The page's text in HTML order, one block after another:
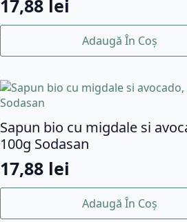
17,88 lei
Adaugă În Coș
Sapun bio cu migdale si
100g Sodasan
17,88 lei
Adaugă În Coș